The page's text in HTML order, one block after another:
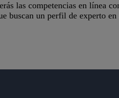
las competencias en línea
buscan un perfil de experto